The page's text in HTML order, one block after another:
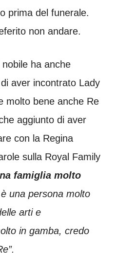
prima del funerale.
non andare.
nobile ha anche
aver incontrato Lady
molto bene anche Re
aggiunto di aver
con la Regina
sulla Royal Family
famiglia molto
una persona molto
arti e
in gamba, credo